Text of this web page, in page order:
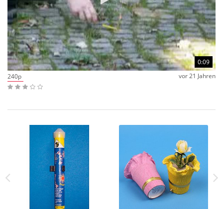
0:09
240p
vor 21 Jahren